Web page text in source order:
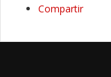
Compartir